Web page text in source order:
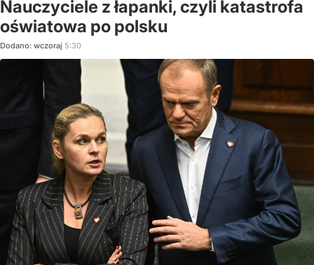
Nauczyciele z łapanki, czyli katastrofa
oświatowa po polsku
Dodano: wczoraj 5:30